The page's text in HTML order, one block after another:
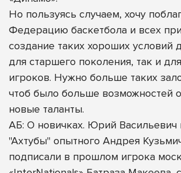
Но пользуясь случаем, хочу
Федерацию баскетбола и всех
создание таких хороших условий
для старшего поколения, так и
игроков. Нужно больше таких
чтоб было больше возможностей
новые таланты.
АБ: О новичках. Юрий Васильевич
"Ахтубы" опытного Андрея
подписали в прошлом игрока